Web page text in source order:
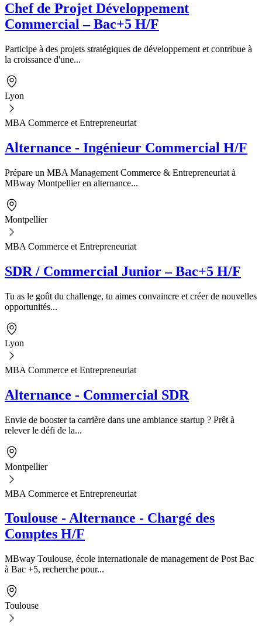
Chef de Projet Développement
Commercial – Bac+5 H/F
Participe à des projets stratégiques de développement et contribue à
la croissance d'une...
Lyon
MBA Commerce et Entrepreneuriat
Alternance - Ingénieur Commercial H/F
Prépare un MBA Management Commerce & Entrepreneuriat à
MBway Montpellier en alternance...
Montpellier
MBA Commerce et Entrepreneuriat
SDR / Commercial Junior – Bac+5 H/F
Tu as le goût du challenge, tu aimes convaincre et créer de nouvelles
opportunités...
Lyon
MBA Commerce et Entrepreneuriat
Alternance - Commercial SDR
Envie de booster ta carrière dans une ambiance startup ? Prêt à
relever le défi de la...
Montpellier
MBA Commerce et Entrepreneuriat
Toulouse - Alternance - Chargé des
Comptes H/F
MBway Toulouse, école internationale de management de Post Bac
à Bac +5, recherche pour...
Toulouse